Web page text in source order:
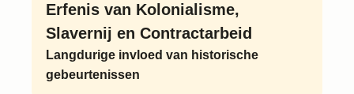
Erfenis van Kolonialisme,
Slavernij en Contractarbeid
Langdurige invloed van historische
gebeurtenissen